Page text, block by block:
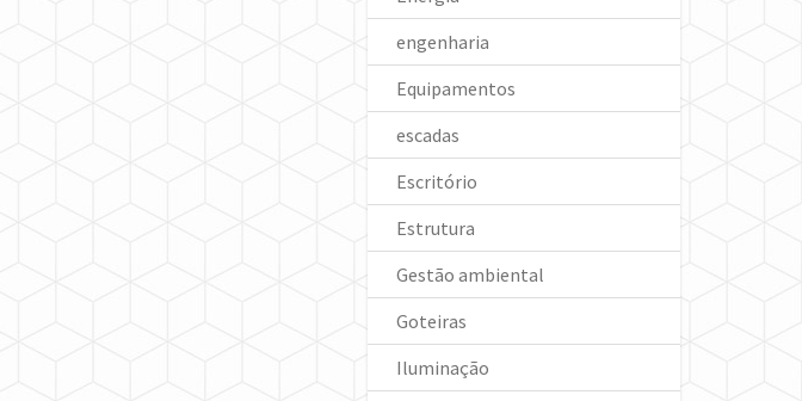
engenharia
Equipamentos
escadas
Escritório
Estrutura
Gestão ambiental
Goteiras
Iluminação